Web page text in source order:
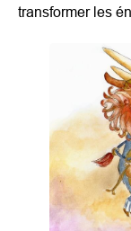
transformer les